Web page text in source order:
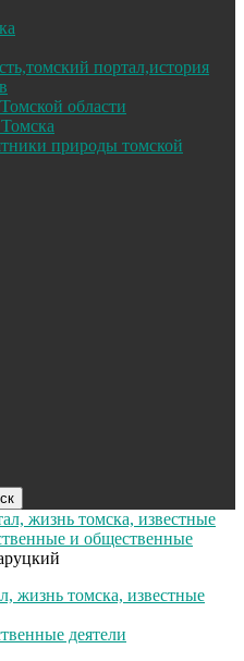
портал,история
области
природы томской
жизнь томска, известные
и общественные
жизнь томска, известные
деятели